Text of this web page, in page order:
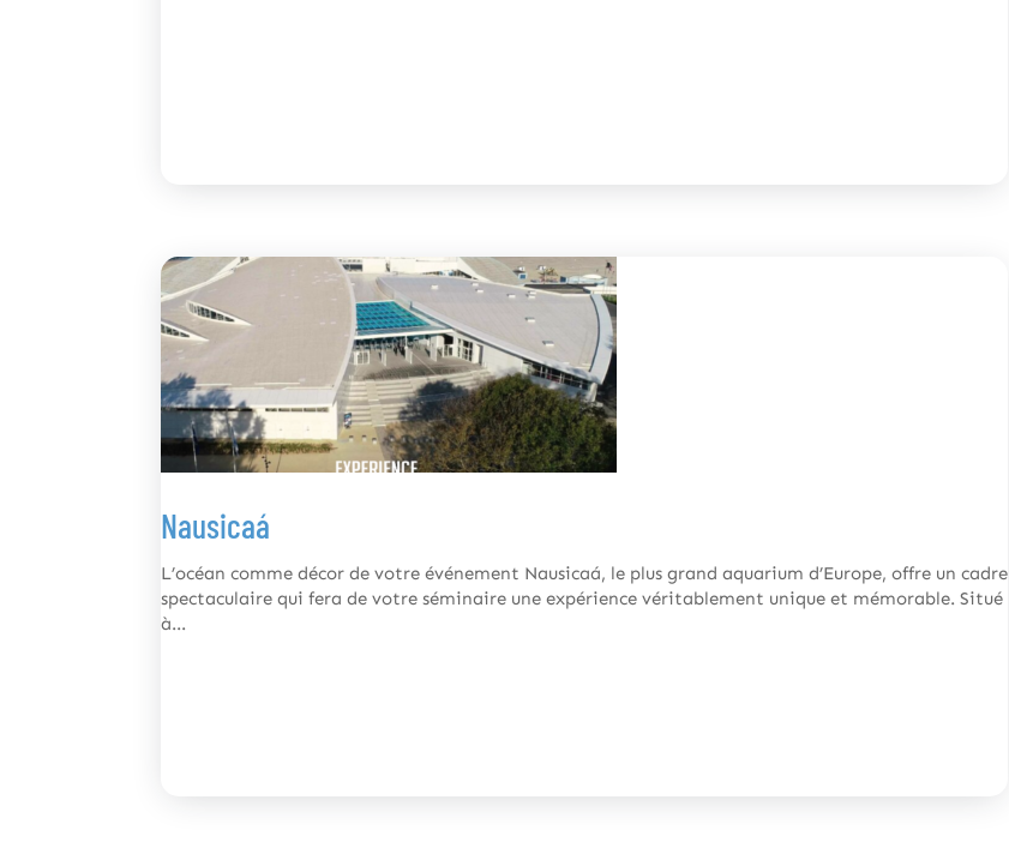
Nausicaá
L’océan comme décor de votre événement Nausicaá, le plus grand aquarium d’Europe, offre un cadre
spectaculaire qui fera de votre séminaire une expérience véritablement unique et mémorable. Situé
à...